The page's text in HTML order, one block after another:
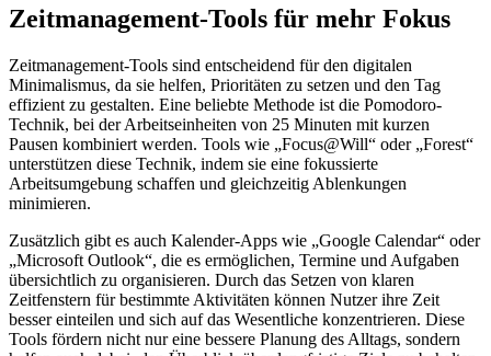
Zeitmanagement-Tools für mehr Fokus
Zeitmanagement-Tools sind entscheidend für den digitalen
Minimalismus, da sie helfen, Prioritäten zu setzen und den Tag
effizient zu gestalten. Eine beliebte Methode ist die Pomodoro-
Technik, bei der Arbeitseinheiten von 25 Minuten mit kurzen
Pausen kombiniert werden. Tools wie „Focus@Will“ oder „Forest“
unterstützen diese Technik, indem sie eine fokussierte
Arbeitsumgebung schaffen und gleichzeitig Ablenkungen
minimieren.
Zusätzlich gibt es auch Kalender-Apps wie „Google Calendar“ oder
„Microsoft Outlook“, die es ermöglichen, Termine und Aufgaben
übersichtlich zu organisieren. Durch das Setzen von klaren
Zeitfenstern für bestimmte Aktivitäten können Nutzer ihre Zeit
besser einteilen und sich auf das Wesentliche konzentrieren. Diese
Tools fördern nicht nur eine bessere Planung des Alltags, sondern